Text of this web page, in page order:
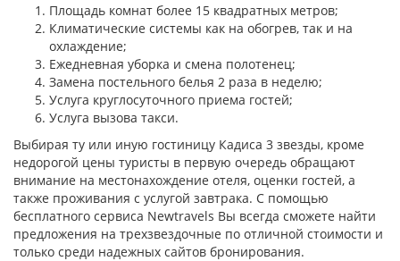
Площадь комнат более 15 квадратных метров;
Климатические системы как на обогрев, так и на
охлаждение;
Ежедневная уборка и смена полотенец;
Замена постельного белья 2 раза в неделю;
Услуга круглосуточного приема гостей;
Услуга вызова такси.
Выбирая ту или иную гостиницу Кадиса 3 звезды, кроме
недорогой цены туристы в первую очередь обращают
внимание на местонахождение отеля, оценки гостей, а
также проживания с услугой завтрака. С помощью
бесплатного сервиса Newtravels Вы всегда сможете найти
предложения на трехзвездочные по отличной стоимости и
только среди надежных сайтов бронирования.